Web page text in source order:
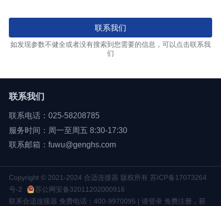
联系我们
如发现参数不健全或者没有搜索到您需要的信息，可以点击联系我
们
联系我们
联系电话：025-58208785
服务时间：周一至周五 8:30-17:30
联系邮箱：fuwu@genghs.com
Copyright © 2021-2024 合适连接器 版权所有 苏ICP备17073264
号-2
苏公网安备32011202000916
联系合适连接器 免费电话：400-9970095 | 请登录 免费注册，获